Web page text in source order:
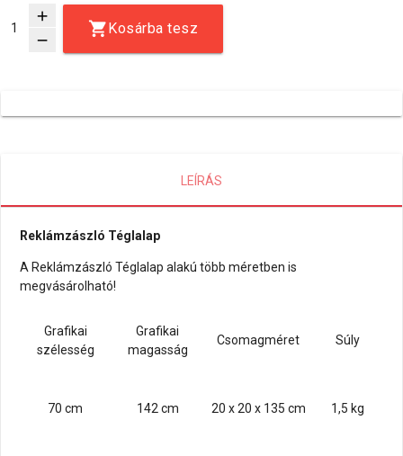
add
remove
Kosárba tesz
LEÍRÁS
Reklámzászló Téglalap
A Reklámzászló Téglalap alakú több méretben is
megvásárolható!
Grafikai
szélesség
Grafikai
magasság
Csomagméret Súly
70 cm 142 cm 20 x 20 x 135 cm 1,5 kg